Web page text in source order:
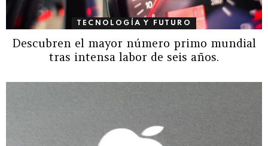
TECNOLOGÍA Y FUTURO
Descubren el mayor número primo mundial
tras intensa labor de seis años.